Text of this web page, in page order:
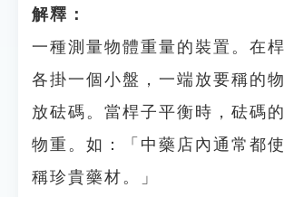
解釋：
一種測量物體重量的裝置。在
各掛一個小盤，一端放要稱的
放砝碼。當桿子平衡時，砝碼
物重。如：「中藥店內通常都
稱珍貴藥材。」